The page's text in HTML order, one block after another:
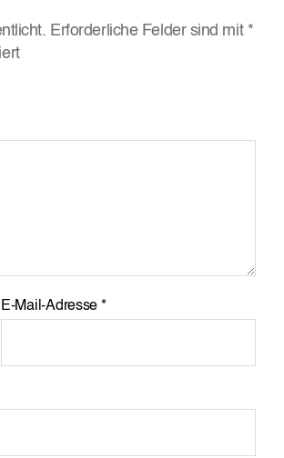
Erforderliche Felder sind mit *
E-Mail-Adresse *